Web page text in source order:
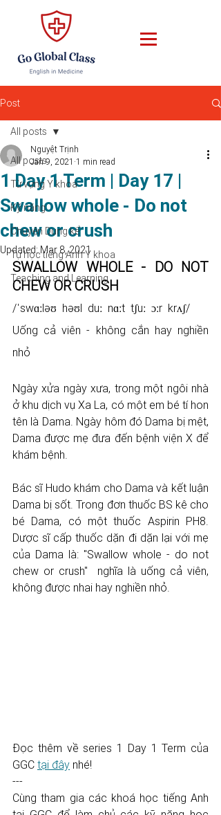
Post
All posts
Từ vựng Y khoa
Kỹ năng
Chuyện Dung kể
Tự học tiếng Anh Y khoa
Teaching and Learning
All posts
1 Day 1 Term | Day 17 |
Swallow whole - Do not
chew or crush
Nguyệt Trịnh
Jan 9, 2021 1 min read
Updated:Mar 8, 2021
SWALLOW WHOLE - DO NOT
CHEW OR CRUSH
/ˈswɑːləʊ  həʊl  duː  nɑːt  tʃuː  ɔːr  krʌʃ/
Uống cả viên - không cắn hay nghiền
nhỏ
Ngày xửa ngày xưa, trong một ngôi nhà
ở khu dịch vụ Xa La, có một em bé tí hon
tên là Dama. Ngày hôm đó Dama bị mệt,
Dama được mẹ đưa đến bệnh viện X để
khám bệnh.
Bác sĩ Hudo khám cho Dama và kết luận
Dama bị sốt. Trong đơn thuốc BS kê cho
bé Dama, có một thuốc Aspirin PH8.
Dược sĩ cấp thuốc dặn đi dặn lại với mẹ
của Dama là: "Swallow whole - do not
chew or crush"  nghĩa là uống cả viên,
không được nhai hay nghiền nhỏ.
Đọc thêm về series 1 Day 1 Term của
GGC tại đây nhé!
---
Cùng tham gia các khoá học tiếng Anh